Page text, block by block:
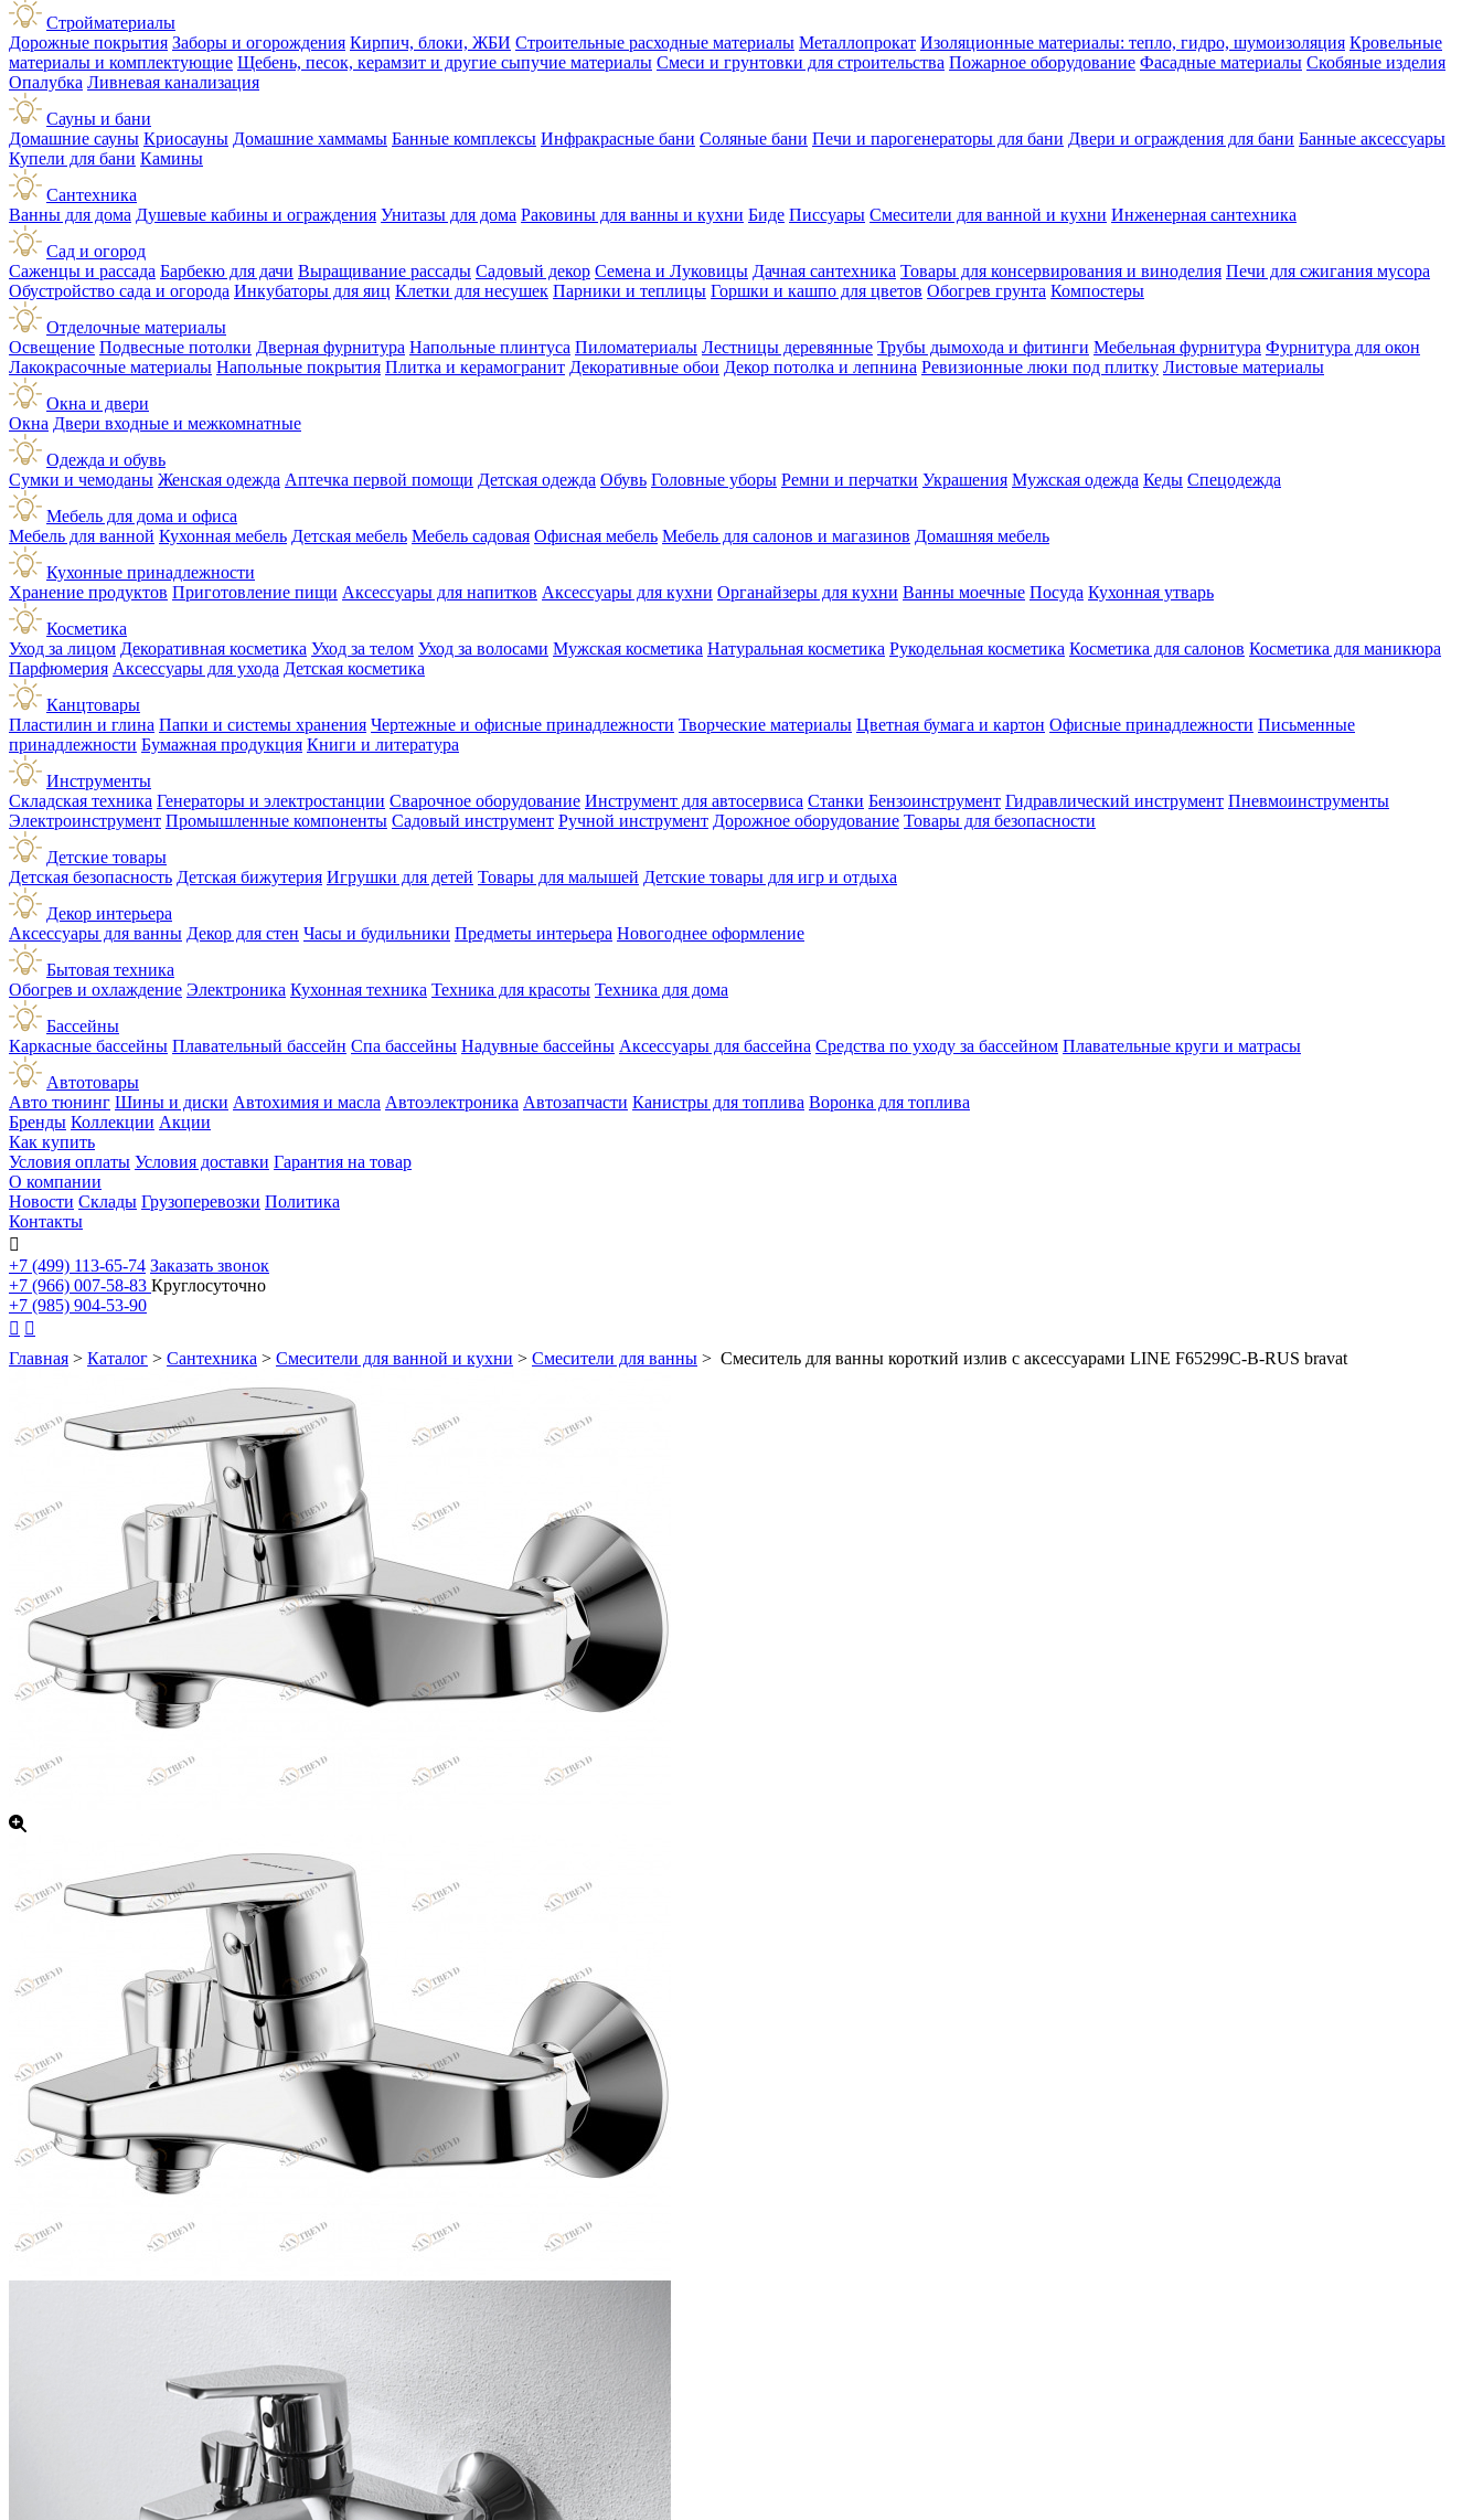
Стройматериалы
Дорожные покрытия Заборы и огорождения Кирпич, блоки, ЖБИ Строительные расходные материалы Металлопрокат Изоляционные материалы: тепло, гидро, шумоизоляция Кровельные
материалы и комплектующие Щебень, песок, керамзит и другие сыпучие материалы Смеси и грунтовки для строительства Пожарное оборудование Фасадные материалы Скобяные изделия
Опалубка Ливневая канализация
Сауны и бани
Домашние сауны Криосауны Домашние хаммамы Банные комплексы Инфракрасные бани Соляные бани Печи и парогенераторы для бани Двери и ограждения для бани Банные аксессуары
Купели для бани Камины
Сантехника
Ванны для дома Душевые кабины и ограждения Унитазы для дома Раковины для ванны и кухни Биде Писсуары Смесители для ванной и кухни Инженерная сантехника
Сад и огород
Саженцы и рассада Барбекю для дачи Выращивание рассады Садовый декор Семена и Луковицы Дачная сантехника Товары для консервирования и виноделия Печи для сжигания мусора
Обустройство сада и огорода Инкубаторы для яиц Клетки для несушек Парники и теплицы Горшки и кашпо для цветов Обогрев грунта Компостеры
Отделочные материалы
Освещение Подвесные потолки Дверная фурнитура Напольные плинтуса Пиломатериалы Лестницы деревянные Трубы дымохода и фитинги Мебельная фурнитура Фурнитура для окон
Лакокрасочные материалы Напольные покрытия Плитка и керамогранит Декоративные обои Декор потолка и лепнина Ревизионные люки под плитку Листовые материалы
Окна и двери
Окна Двери входные и межкомнатные
Одежда и обувь
Сумки и чемоданы Женская одежда Аптечка первой помощи Детская одежда Обувь Головные уборы Ремни и перчатки Украшения Мужская одежда Кеды Спецодежда
Мебель для дома и офиса
Мебель для ванной Кухонная мебель Детская мебель Мебель садовая Офисная мебель Мебель для салонов и магазинов Домашняя мебель
Кухонные принадлежности
Хранение продуктов Приготовление пищи Аксессуары для напитков Аксессуары для кухни Органайзеры для кухни Ванны моечные Посуда Кухонная утварь
Косметика
Уход за лицом Декоративная косметика Уход за телом Уход за волосами Мужская косметика Натуральная косметика Рукодельная косметика Косметика для салонов Косметика для маникюра
Парфюмерия Аксессуары для ухода Детская косметика
Канцтовары
Пластилин и глина Папки и системы хранения Чертежные и офисные принадлежности Творческие материалы Цветная бумага и картон Офисные принадлежности Письменные
принадлежности Бумажная продукция Книги и литература
Инструменты
Складская техника Генераторы и электростанции Сварочное оборудование Инструмент для автосервиса Станки Бензоинструмент Гидравлический инструмент Пневмоинструменты
Электроинструмент Промышленные компоненты Садовый инструмент Ручной инструмент Дорожное оборудование Товары для безопасности
Детские товары
Детская безопасность Детская бижутерия Игрушки для детей Товары для малышей Детские товары для игр и отдыха
Декор интерьера
Аксессуары для ванны Декор для стен Часы и будильники Предметы интерьера Новогоднее оформление
Бытовая техника
Обогрев и охлаждение Электроника Кухонная техника Техника для красоты Техника для дома
Бассейны
Каркасные бассейны Плавательный бассейн Спа бассейны Надувные бассейны Аксессуары для бассейна Средства по уходу за бассейном Плавательные круги и матрасы
Автотовары
Авто тюнинг Шины и диски Автохимия и масла Автоэлектроника Автозапчасти Канистры для топлива Воронка для топлива
Бренды Коллекции Акции
Как купить
Условия оплаты Условия доставки Гарантия на товар
О компании
Новости Склады Грузоперевозки Политика
Контакты

+7 (499) 113-65-74 Заказать звонок
+7 (966) 007-58-83 Круглосуточно
+7 (985) 904-53-90
 
Главная > Каталог > Сантехника > Смесители для ванной и кухни > Смесители для ванны > Смеситель для ванны короткий излив с аксессуарами LINE F65299C-B-RUS bravat